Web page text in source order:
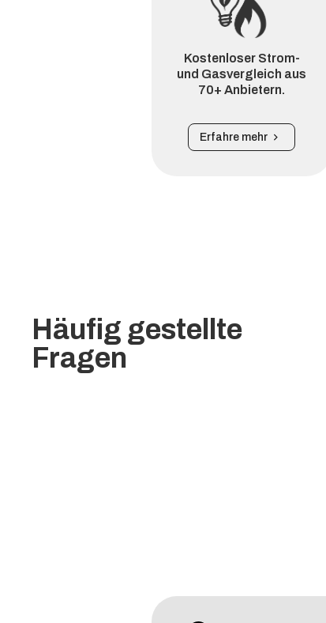
Kostenloser Strom-
und Gasvergleich aus
70+ Anbietern.
Erfahre mehr
Häufig gestellte
Fragen